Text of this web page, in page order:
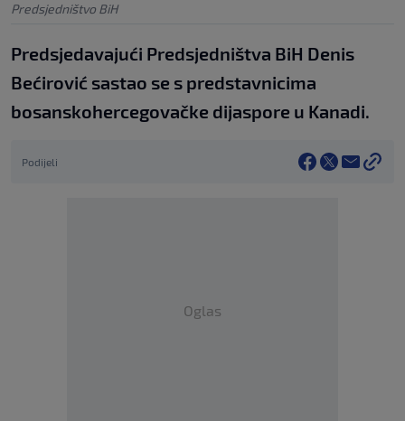
Predsjedništvo BiH
Predsjedavajući Predsjedništva BiH Denis
Bećirović sastao se s predstavnicima
bosanskohercegovačke dijaspore u Kanadi.
Podijeli
Oglas